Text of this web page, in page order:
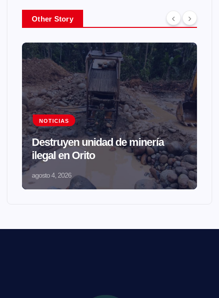
Other Story
NOTICIAS
Destruyen unidad de minería
ilegal en Orito
agosto 4, 2026